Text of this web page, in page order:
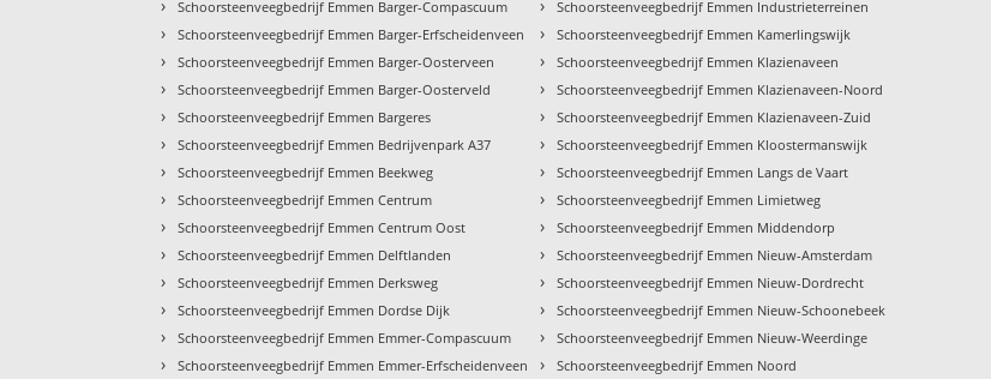
› Schoorsteenveegbedrijf Emmen Barger-Compascuum
› Schoorsteenveegbedrijf Emmen Barger-Erfscheidenveen
› Schoorsteenveegbedrijf Emmen Barger-Oosterveen
› Schoorsteenveegbedrijf Emmen Barger-Oosterveld
› Schoorsteenveegbedrijf Emmen Bargeres
› Schoorsteenveegbedrijf Emmen Bedrijvenpark A37
› Schoorsteenveegbedrijf Emmen Beekweg
› Schoorsteenveegbedrijf Emmen Centrum
› Schoorsteenveegbedrijf Emmen Centrum Oost
› Schoorsteenveegbedrijf Emmen Delftlanden
› Schoorsteenveegbedrijf Emmen Derksweg
› Schoorsteenveegbedrijf Emmen Dordse Dijk
› Schoorsteenveegbedrijf Emmen Emmer-Compascuum
› Schoorsteenveegbedrijf Emmen Emmer-Erfscheidenveen
› Schoorsteenveegbedrijf Emmen Industrieterreinen
› Schoorsteenveegbedrijf Emmen Kamerlingswijk
› Schoorsteenveegbedrijf Emmen Klazienaveen
› Schoorsteenveegbedrijf Emmen Klazienaveen-Noord
› Schoorsteenveegbedrijf Emmen Klazienaveen-Zuid
› Schoorsteenveegbedrijf Emmen Kloostermanswijk
› Schoorsteenveegbedrijf Emmen Langs de Vaart
› Schoorsteenveegbedrijf Emmen Limietweg
› Schoorsteenveegbedrijf Emmen Middendorp
› Schoorsteenveegbedrijf Emmen Nieuw-Amsterdam
› Schoorsteenveegbedrijf Emmen Nieuw-Dordrecht
› Schoorsteenveegbedrijf Emmen Nieuw-Schoonebeek
› Schoorsteenveegbedrijf Emmen Nieuw-Weerdinge
› Schoorsteenveegbedrijf Emmen Noord